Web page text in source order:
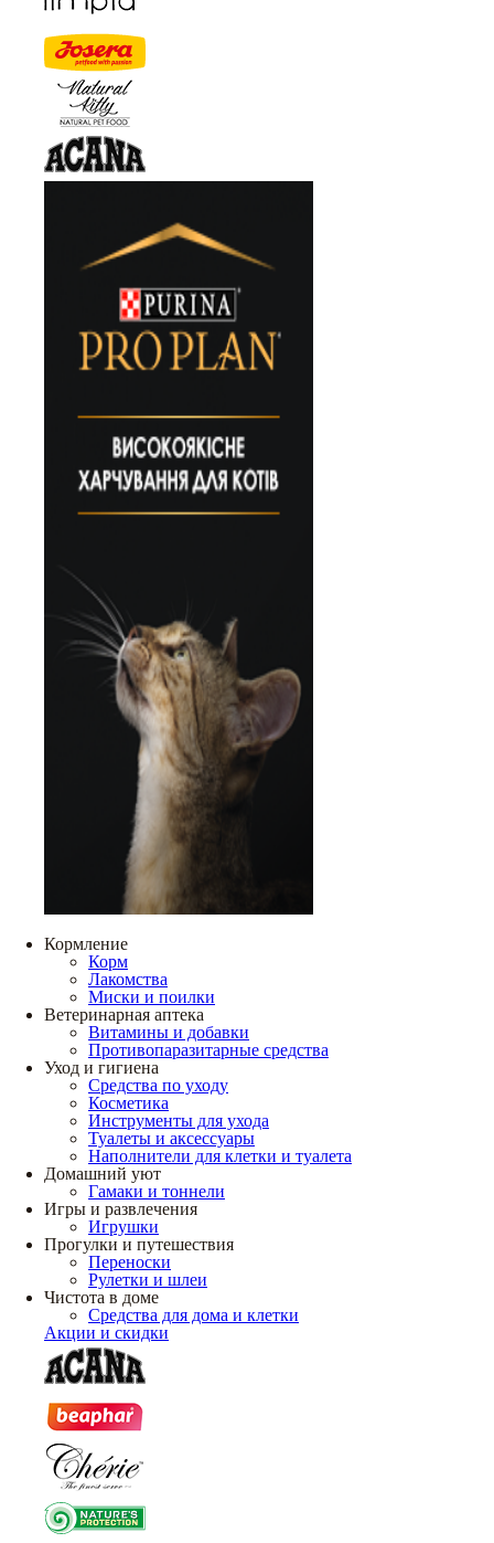
Кормление
Корм
Лакомства
Миски и поилки
Ветеринарная аптека
Витамины и добавки
Противопаразитарные средства
Уход и гигиена
Средства по уходу
Косметика
Инструменты для ухода
Туалеты и аксессуары
Наполнители для клетки и туалета
Домашний уют
Гамаки и тоннели
Игры и развлечения
Игрушки
Прогулки и путешествия
Переноски
Рулетки и шлеи
Чистота в доме
Средства для дома и клетки
Акции и скидки